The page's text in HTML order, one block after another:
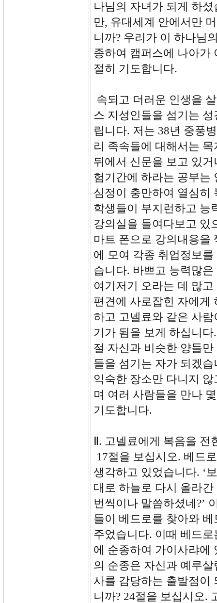
나님의 자녀가 되게 하
만, 유대세계 안에서만
니까? 우리가 이 하나님
종하여 캠퍼스에 나아가
절히 기도합니다.
속되고 더러운 인생을
스 지성인들을 섬기는
립니다. 저는 38년 중풍
리 족속들에 대해서는
뒤에서 신문을 보고 있
험기간에 하라는 공부는
심정이 충만하여 열심히
학생들이 부지런하고 능
강의실을 들여다보고 있
마트 폰으로 강의내용을
에 모여 각종 취업정보
습니다. 바쁘고 능력많
여기저기 오라는 데 많
편견에 사로잡힌 자에게
하고 고넬료와 같은 사
기가 됨을 보게 하십니
절 자신과 비슷한 양들
들을 섬기는 자가 되겠
익숙한 장소만 다니지
며 여러 사람들을 만나
기도합니다.
Ⅱ. 고넬료에게 복음을
17절을 보십시오. 베드
생각하고 있었습니다. ‘
대로 하늘로 다시 올라
번씩이나 말씀하셨네?’
들이 베드로를 찾아와
주었습니다. 이때 베드
에 순종하여 가이사랴에
의 순종은 자신과 예루
사를 감당하는 출발점이
니까? 24절을 보십시오.